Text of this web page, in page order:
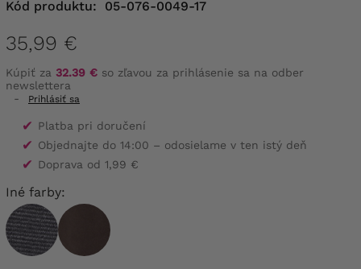
Kód produktu: 05-076-0049-17
35,99 €
Kúpiť za 32.39 € so zľavou za prihlásenie sa na odber
newslettera
-
Prihlásiť sa
✔ Platba pri doručení
✔ Objednajte do 14:00 – odosielame v ten istý deň
✔ Doprava od 1,99 €
Iné farby: